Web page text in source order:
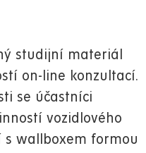
studijní materiál
on-line konzultací.
se účastníci
vozidlového
s wallboxem formou